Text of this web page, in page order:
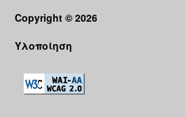
Copyright © 2026
Υλοποίηση